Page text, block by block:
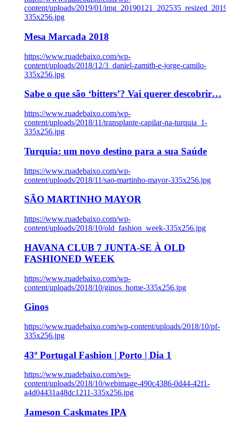
content/uploads/2019/01/
335x256.jpg
Mesa Marcada 2018
https://www.ruadebaixo.com/wp-
content/uploads/2018/12/3_daniel-zamith-e-jorge-camilo-
335x256.jpg
Sabe o que são ‘bitters’? Vai querer descobrir…
https://www.ruadebaixo.com/wp-
content/uploads/2018/11/transplante-capilar-na-turquia_1-
335x256.jpg
Turquia: um novo destino para a sua Saúde
https://www.ruadebaixo.com/wp-
content/uploads/2018/11/sao-martinho-mayor-335x256.jpg
SÃO MARTINHO MAYOR
https://www.ruadebaixo.com/wp-
content/uploads/2018/10/old_fashion_week-335x256.jpg
HAVANA CLUB 7 JUNTA-SE À OLD
FASHIONED WEEK
https://www.ruadebaixo.com/wp-
content/uploads/2018/10/ginos_home-335x256.jpg
Ginos
https://www.ruadebaixo.com/wp-content/uploads/2018/10/pf-
335x256.jpg
43º Portugal Fashion | Porto | Dia 1
https://www.ruadebaixo.com/wp-
content/uploads/2018/10/webimage-490c4386-0d44-42f1-
a4d04431a48dc1211-335x256.jpg
Jameson Caskmates IPA